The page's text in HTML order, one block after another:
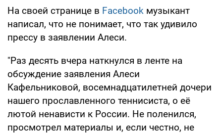
На своей странице в Facebook музыкант
написал, что не понимает, что так удивило
прессу в заявлении Алеси.
"Раз десять вчера наткнулся в ленте на
обсуждение заявления Алеси
Кафельниковой, восемнадцатилетней дочери
нашего прославленного теннисиста, о её
лютой ненависти к России. Не поленился,
просмотрел материалы и, если честно, не